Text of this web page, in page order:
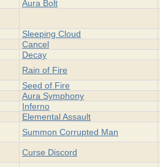
Aura Bolt
Sleeping Cloud
Cancel
Decay
Rain of Fire
Seed of Fire
Aura Symphony
Inferno
Elemental Assault
Summon Corrupted Man
Curse Discord